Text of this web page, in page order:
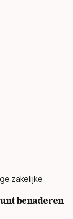
zakelijke
benaderen